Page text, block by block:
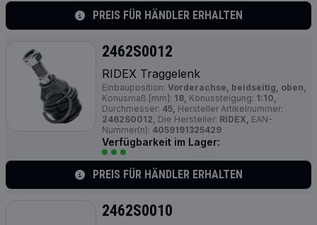
PREIS FÜR HÄNDLER ERHALTEN
2462S0012
RIDEX Traggelenk
Einbauposition: Vorderachse, beidseitig, oben,
Konusmaß [mm]: 18, Konussteigung: 1:10,
Durchmesser: 45, Hersteller Artikelnummer:
2462S0012, Die Hersteller: RIDEX, EAN-
Nummer(n): 4059191325429
Verfügbarkeit im Lager:
PREIS FÜR HÄNDLER ERHALTEN
2462S0010